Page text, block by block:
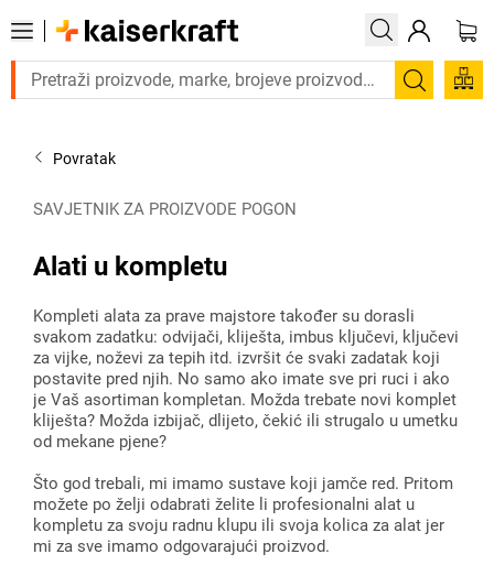
Trebate proizvod hitno? Pogledajte našu ponudu proizvoda s
Povratak
SAVJETNIK ZA PROIZVODE POGON
Alati u kompletu
Kompleti alata za prave majstore također su dorasli
svakom zadatku: odvijači, kliješta, imbus ključevi, ključevi
za vijke, noževi za tepih itd. izvršit će svaki zadatak koji
postavite pred njih. No samo ako imate sve pri ruci i ako
je Vaš asortiman kompletan. Možda trebate novi komplet
kliješta? Možda izbijač, dlijeto, čekić ili strugalo u umetku
od mekane pjene?
Što god trebali, mi imamo sustave koji jamče red. Pritom
možete po želji odabrati želite li profesionalni alat u
kompletu za svoju radnu klupu ili svoja kolica za alat jer
mi za sve imamo odgovarajući proizvod.